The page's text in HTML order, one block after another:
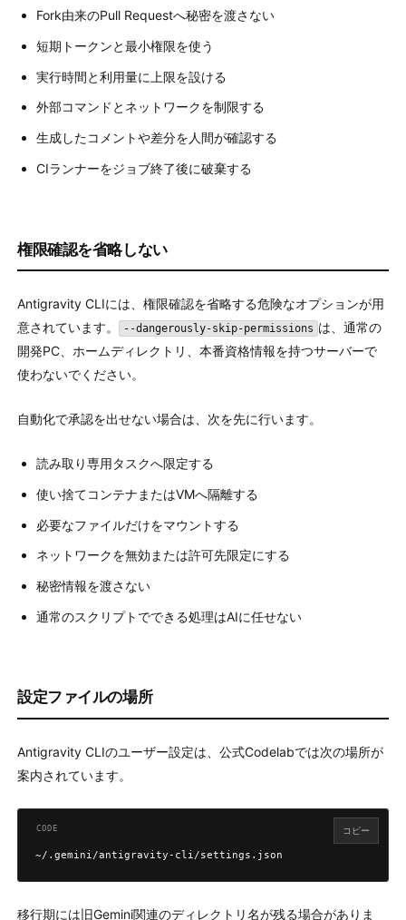
Fork由来のPull Requestへ秘密を渡さない
短期トークンと最小権限を使う
実行時間と利用量に上限を設ける
外部コマンドとネットワークを制限する
生成したコメントや差分を人間が確認する
CIランナーをジョブ終了後に破棄する
権限確認を省略しない
Antigravity CLIには、権限確認を省略する危険なオプションが用
意されています。
--dangerously-skip-permissions は、通常の
開発PC、ホームディレクトリ、本番資格情報を持つサーバーで
使わないでください。
自動化で承認を出せない場合は、次を先に行います。
読み取り専用タスクへ限定する
使い捨てコンテナまたはVMへ隔離する
必要なファイルだけをマウントする
ネットワークを無効または許可先限定にする
秘密情報を渡さない
通常のスクリプトでできる処理はAIに任せない
設定ファイルの場所
Antigravity CLIのユーザー設定は、公式Codelabでは次の場所が
案内されています。
~/.gemini/antigravity-cli/settings.json
コピー
移行期には旧Gemini関連のディレクトリ名が残る場合がありま